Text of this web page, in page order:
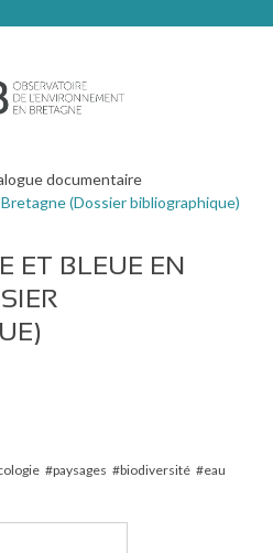
documentaire
(Dossier bibliographique)
ET BLEUE EN
paysages biodiversité
eau